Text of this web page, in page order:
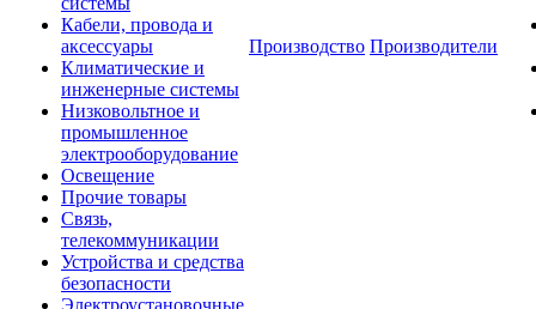
Кабели, провода и
аксессуары
Климатические и
инженерные системы
Низковольтное и
промышленное
электрооборудование
Освещение
Прочие товары
Связь,
телекоммуникации
Устройства и средства
безопасности
Электроустановочные
Производство Производители